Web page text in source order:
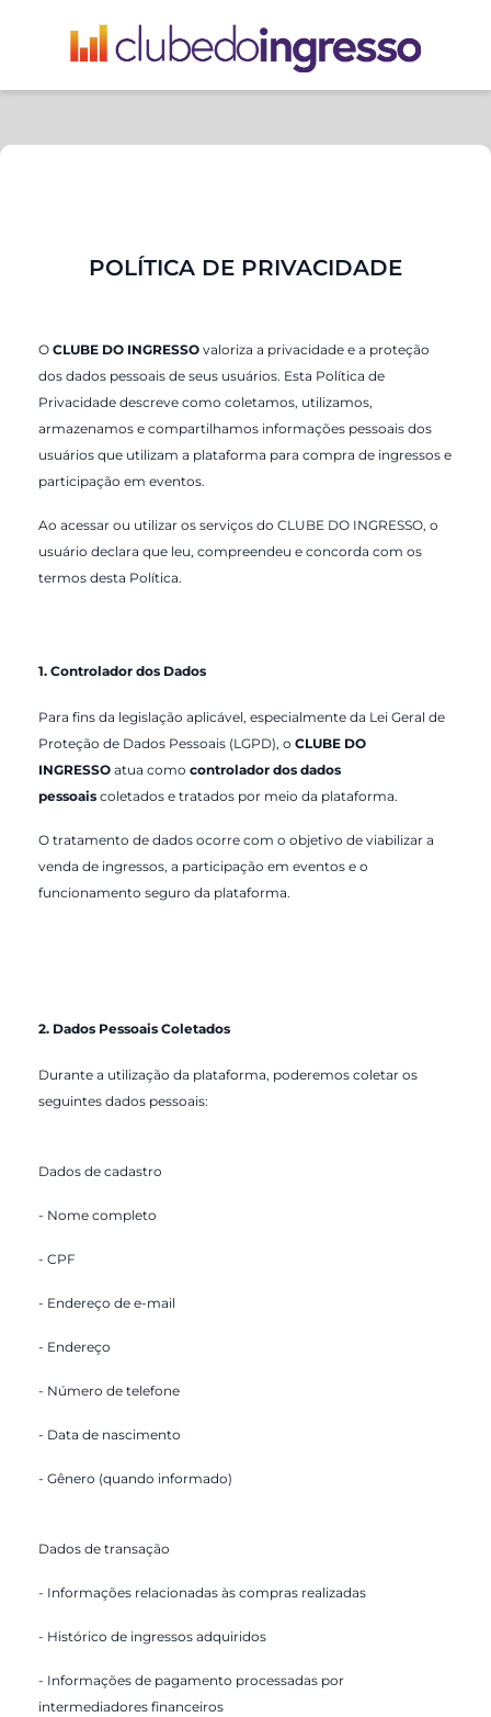
POLÍTICA DE PRIVACIDADE
O CLUBE DO INGRESSO valoriza a privacidade e a proteção
dos dados pessoais de seus usuários. Esta Política de
Privacidade descreve como coletamos, utilizamos,
armazenamos e compartilhamos informações pessoais dos
usuários que utilizam a plataforma para compra de ingressos e
participação em eventos.
Ao acessar ou utilizar os serviços do CLUBE DO INGRESSO, o
usuário declara que leu, compreendeu e concorda com os
termos desta Política.
1. Controlador dos Dados
Para fins da legislação aplicável, especialmente da Lei Geral de
Proteção de Dados Pessoais (LGPD), o CLUBE DO
INGRESSO atua como controlador dos dados
pessoais coletados e tratados por meio da plataforma.
O tratamento de dados ocorre com o objetivo de viabilizar a
venda de ingressos, a participação em eventos e o
funcionamento seguro da plataforma.
2. Dados Pessoais Coletados
Durante a utilização da plataforma, poderemos coletar os
seguintes dados pessoais:
Dados de cadastro
- Nome completo
- CPF
- Endereço de e-mail
- Endereço
- Número de telefone
- Data de nascimento
- Gênero (quando informado)
Dados de transação
- Informações relacionadas às compras realizadas
- Histórico de ingressos adquiridos
- Informações de pagamento processadas por
intermediadores financeiros